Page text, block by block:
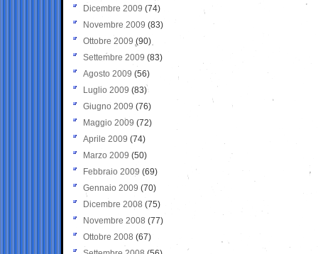
Dicembre 2009 (74)
Novembre 2009 (83)
Ottobre 2009 (90)
Settembre 2009 (83)
Agosto 2009 (56)
Luglio 2009 (83)
Giugno 2009 (76)
Maggio 2009 (72)
Aprile 2009 (74)
Marzo 2009 (50)
Febbraio 2009 (69)
Gennaio 2009 (70)
Dicembre 2008 (75)
Novembre 2008 (77)
Ottobre 2008 (67)